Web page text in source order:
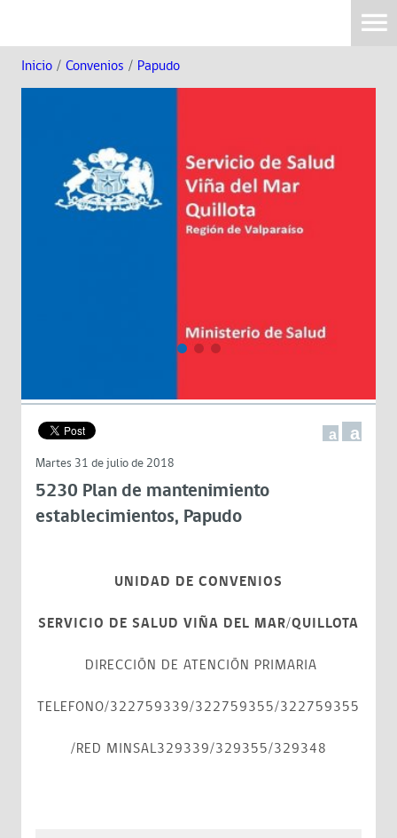
Inicio / Convenios / Papudo
a a
Martes 31 de julio de 2018
5230 Plan de mantenimiento
establecimientos, Papudo
UNIDAD DE CONVENIOS
SERVICIO DE SALUD VIÑA DEL MAR/QUILLOTA
DIRECCIÓN DE ATENCIÓN PRIMARIA
TELEFONO/322759339/322759355/322759355
/RED MINSAL329339/329355/329348